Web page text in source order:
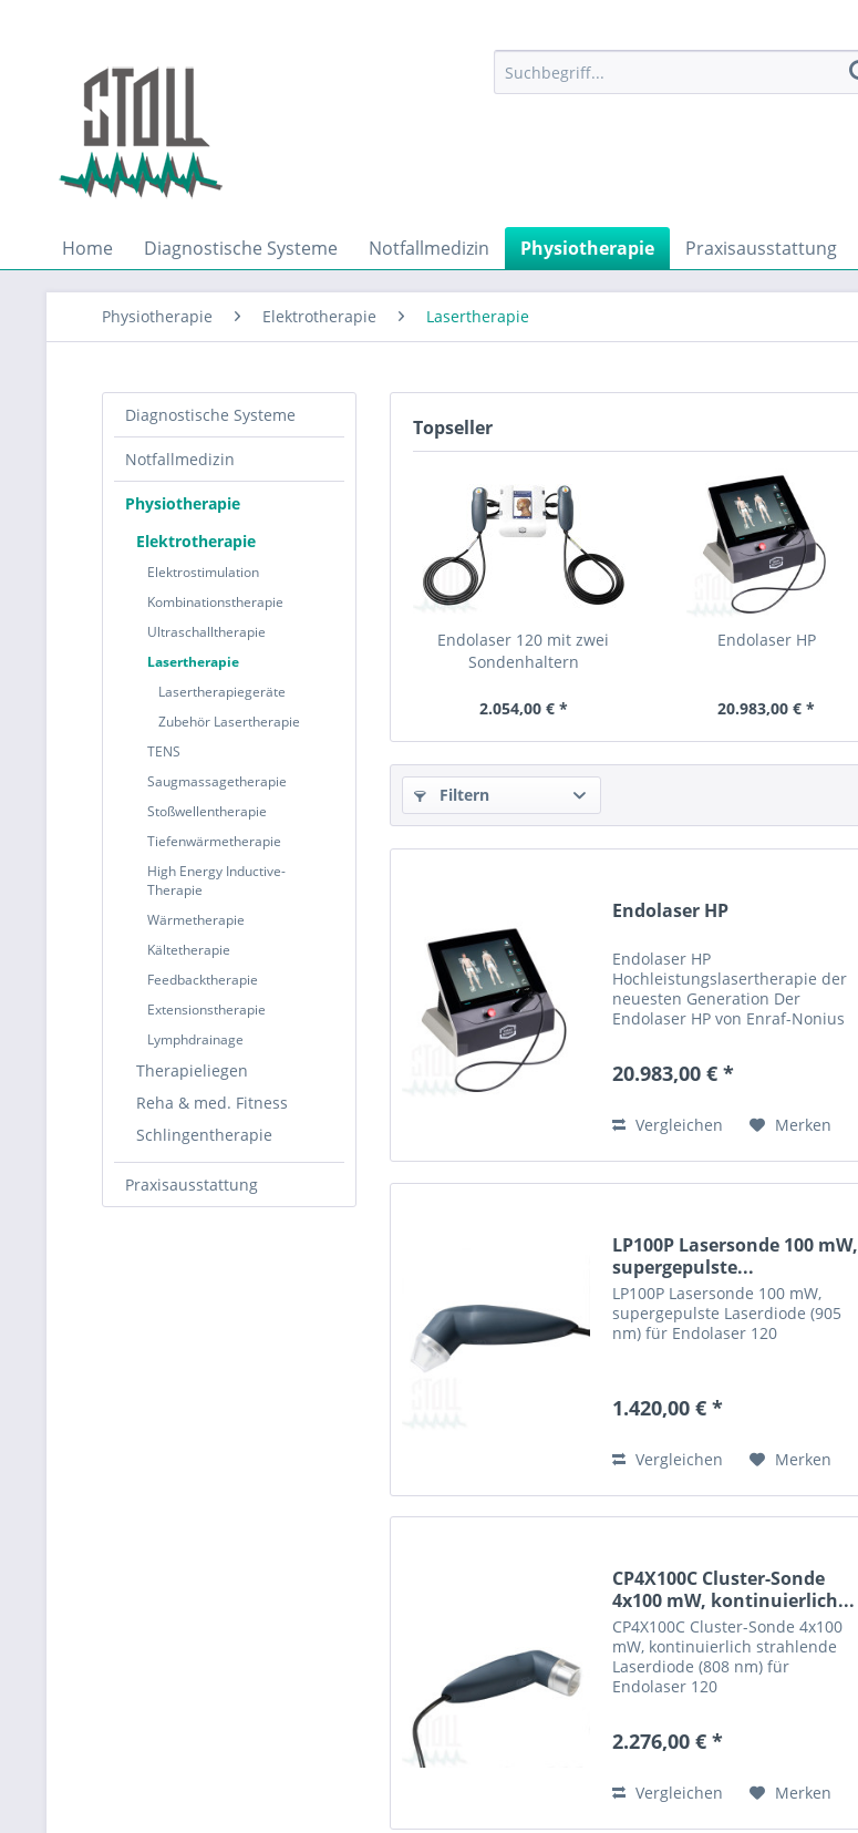
Home Diagnostische Systeme Notfallmedizin Physiotherapie Praxisausstattung
Physiotherapie Elektrotherapie Lasertherapie
Diagnostische Systeme
Notfallmedizin
Physiotherapie
Elektrotherapie
Elektrostimulation
Kombinationstherapie
Ultraschalltherapie
Lasertherapie
Lasertherapiegeräte
Zubehör Lasertherapie
TENS
Saugmassagetherapie
Stoßwellentherapie
Tiefenwärmetherapie
High Energy Inductive-
Therapie
Wärmetherapie
Kältetherapie
Feedbacktherapie
Extensionstherapie
Lymphdrainage
Therapieliegen
Reha & med. Fitness
Schlingentherapie
Praxisausstattung
Topseller
Endolaser 120 mit zwei
Sondenhaltern
2.054,00 € *
Endolaser HP
20.983,00 € *
Filtern
Endolaser HP
Endolaser HP
Hochleistungslasertherapie der
neuesten Generation Der
Endolaser HP von Enraf-Nonius
und markiert einen neuen
hochenergetischem...
20.983,00 € *
Vergleichen Merken
LP100P Lasersonde 100 mW,
supergepulste...
LP100P Lasersonde 100 mW,
supergepulste Laserdiode (905
nm) für Endolaser 120
1.420,00 € *
Vergleichen Merken
CP4X100C Cluster-Sonde
4x100 mW, kontinuierlich...
CP4X100C Cluster-Sonde 4x100
mW, kontinuierlich strahlende
Laserdiode (808 nm) für
Endolaser 120
2.276,00 € *
Vergleichen Merken